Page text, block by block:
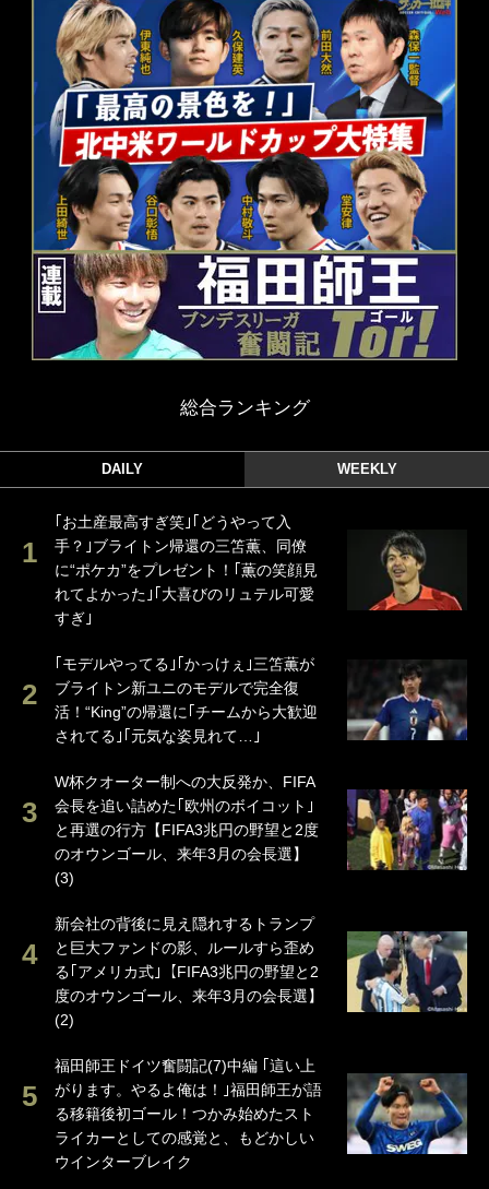
総合ランキング
DAILY WEEKLY
｢お土産最高すぎ笑｣｢どうやって入
手？｣ブライトン帰還の三笘薫、同僚
に“ポケカ”をプレゼント！｢薫の笑顔見
れてよかった｣｢大喜びのリュテル可愛
すぎ｣
｢モデルやってる｣｢かっけぇ｣三笘薫が
ブライトン新ユニのモデルで完全復
活！“King”の帰還に｢チームから大歓迎
されてる｣｢元気な姿見れて…｣
W杯クオーター制への大反発か、FIFA
会長を追い詰めた｢欧州のボイコット｣
と再選の行方【FIFA3兆円の野望と2度
のオウンゴール、来年3月の会長選】
(3)
新会社の背後に見え隠れするトランプ
と巨大ファンドの影、ルールすら歪め
る｢アメリカ式｣【FIFA3兆円の野望と2
度のオウンゴール、来年3月の会長選】
(2)
福田師王ドイツ奮闘記(7)中編 ｢這い上
がります。やるよ俺は！｣福田師王が語
る移籍後初ゴール！つかみ始めたスト
ライカーとしての感覚と、もどかしい
ウインターブレイク